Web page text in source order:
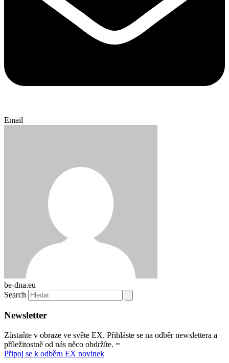
Email
be-dna.eu
Search
Newsletter
Zůstaňte v obraze ve světe EX. Přihláste se na odběr newslettera a
příležitostně od nás něco obdržíte. =
Připoj se k odběru EX novinek